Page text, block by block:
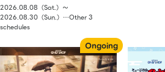
2026.08.08（Sat.）〜
2026.08.30（Sun.）…Other 3
schedules